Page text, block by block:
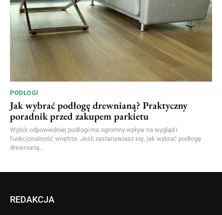
PODŁOGI
Jak wybrać podłogę drewnianą? Praktyczny
poradnik przed zakupem parkietu
Wybór odpowiedniej podłogi ma ogromny wpływ na wygląd i
funkcjonalność wnętrza. Jeśli zastanawiasz się, jak wybrać podłogę
drewnianą...
REDAKCJA